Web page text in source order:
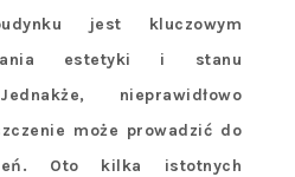
jest kluczowym
estetyki i stanu
nieprawidłowo
może prowadzić do
Oto kilka istotnych